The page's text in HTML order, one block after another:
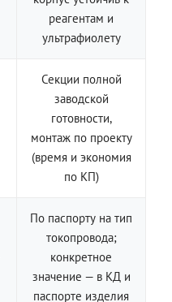
реагентам и
ультрафиолету
Секции полной
заводской
готовности,
монтаж по проекту
(время и экономия
по КП)
По паспорту на тип
токопровода;
конкретное
значение — в КД и
паспорте изделия